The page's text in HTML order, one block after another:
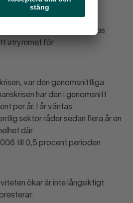
löner. Men Sveriges
ser även ut att utvecklas
utrymmet för
var den genomsnittliga
har den i genomsnitt
per år. I år väntas
sektor råder sedan flera år en
där
till 0,5 procent perioden
ökar är inte långsiktigt